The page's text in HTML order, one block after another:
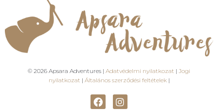
© 2026 Apsara Adventures | Adatvédelmi nyilatkozat | Jogi
nyilatkozat | Általános szerződési feltételek |